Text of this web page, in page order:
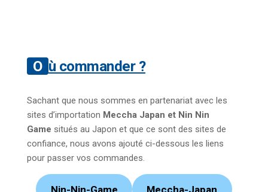
Où commander ?
Sachant que nous sommes en partenariat avec les
sites d’importation Meccha Japan et Nin Nin
Game situés au Japon et que ce sont des sites de
confiance, nous avons ajouté ci-dessous les liens
pour passer vos commandes.
Nin-Nin-Game Meccha-Japan